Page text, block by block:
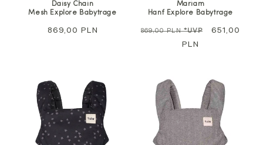
Daisy Chain
Mesh Explore Babytrage
Regulärer
869,00 PLN
Mariam
Hanf Explore Babytrage
Regulärer
869,00 PLN*UVP Sale
651,00
PLN